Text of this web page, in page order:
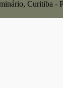
Curitiba -